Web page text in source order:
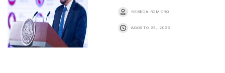
REBECA ROMERO
AGOSTO 25, 2022